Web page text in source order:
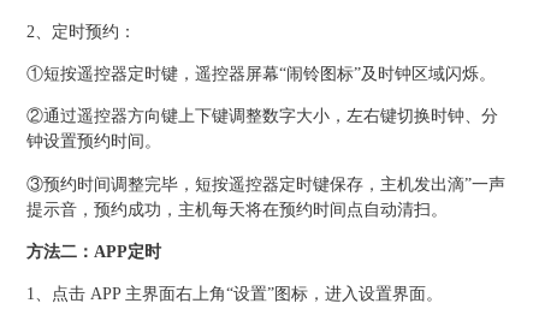
2、定时预约：
①短按遥控器定时键，遥控器屏幕“闹铃图标”及时钟区域闪烁。
②通过遥控器方向键上下键调整数字大小，左右键切换时钟、分
钟设置预约时间。
③预约时间调整完毕，短按遥控器定时键保存，主机发出滴”一声
提示音，预约成功，主机每天将在预约时间点自动清扫。
方法二：APP定时
1、点击 APP 主界面右上角“设置”图标，进入设置界面。